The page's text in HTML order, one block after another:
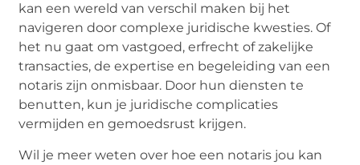
kan een wereld van verschil maken bij het
navigeren door complexe juridische kwesties. Of
het nu gaat om vastgoed, erfrecht of zakelijke
transacties, de expertise en begeleiding van een
notaris zijn onmisbaar. Door hun diensten te
benutten, kun je juridische complicaties
vermijden en gemoedsrust krijgen.
Wil je meer weten over hoe een notaris jou kan